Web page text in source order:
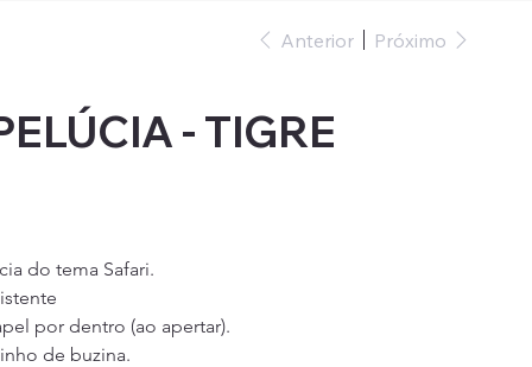
Anterior Próximo
- TIGRE
do tema Safari.
por dentro (ao apertar).
de buzina.